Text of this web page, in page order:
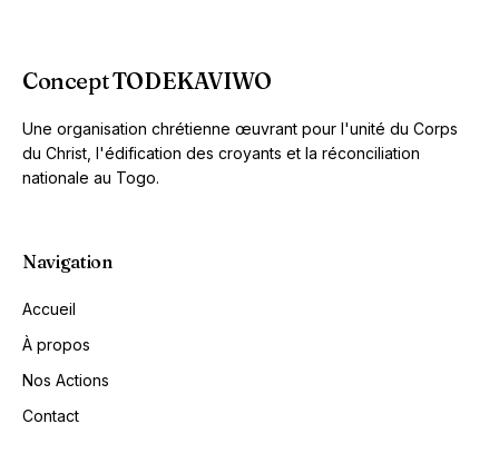
Concept TODEKAVIWO
Une organisation chrétienne œuvrant pour l'unité du Corps
du Christ, l'édification des croyants et la réconciliation
nationale au Togo.
Navigation
Accueil
À propos
Nos Actions
Contact